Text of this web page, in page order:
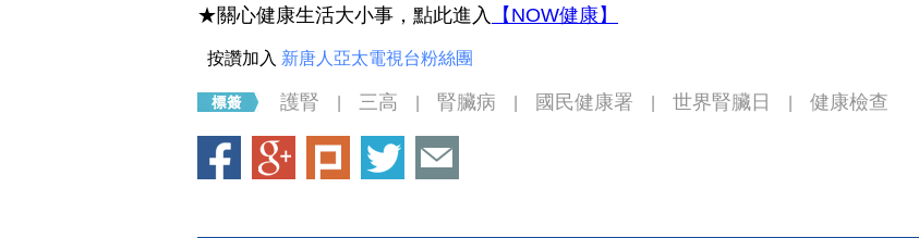
★關心健康生活大小事，點此進入
【NOW健康】
按讚加入 新唐人亞太電視台粉絲團
護腎 三高 腎臟病 國民健康署 世界腎臟日 健康檢查